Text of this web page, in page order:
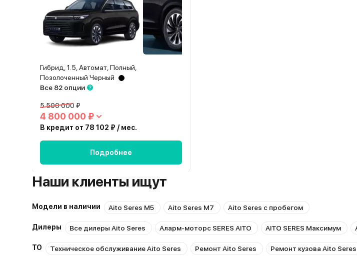
Гибрид, 1.5, Автомат, Полный,
Позолоченный Черный
Все 82 опции
5 500 000 ₽
4 800 000 ₽
В кредит от 78 102 ₽ / мес.
Подробнее
Наши клиенты ищут
Модели в наличии Aito Seres M5 Aito Seres M7 Aito Seres с пробегом
Дилеры Все дилеры Aito Seres Аларм-моторс SERES AITO AITO SERES Максимум
ТО Техническое обслуживание Aito Seres Ремонт Aito Seres Ремонт кузова Aito Seres